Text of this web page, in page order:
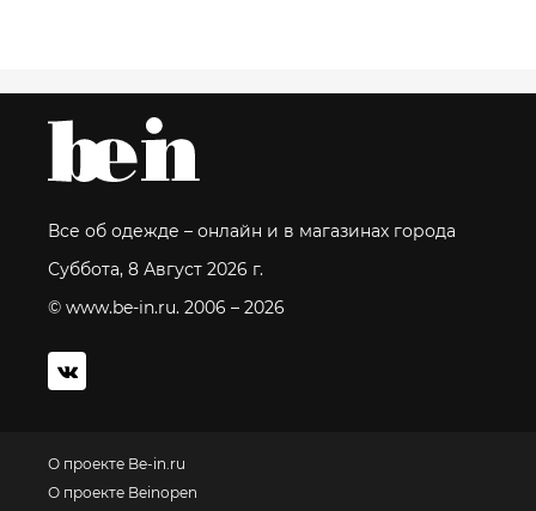
Все об одежде – онлайн и в магазинах города
Суббота, 8 Август 2026 г.
© www.be-in.ru. 2006 – 2026
О проекте Be-in.ru
О проекте Beinopen